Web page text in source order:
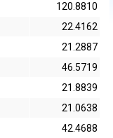
120.8810
22.4162
21.2887
46.5719
21.8839
21.0638
42.4688